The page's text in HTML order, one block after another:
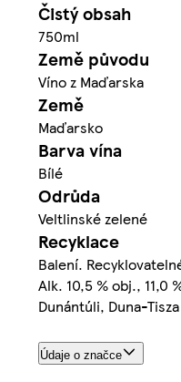
Čistý obsah
750ml
Země původu
Víno z Maďarska
Země
Maďarsko
Barva vína
Bílé
Odrůda
Veltlinské zelené
Recyklace
Balení.
Alk. 10,5 % obj., 11,0
Dunántúli, Duna-
Údaje o značce